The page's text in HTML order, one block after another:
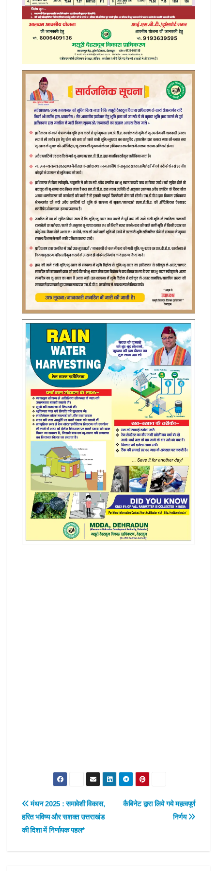
Post
navigation
कैबिनेट द्वारा लिये गये महत्वपूर्ण
निर्णय
मंथन 2025 : समावेशी विकास,
हरित भविष्य और सशक्त उत्तराखंड
की दिशा में निर्णायक पहल*